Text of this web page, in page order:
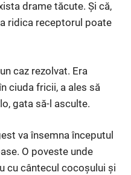
drame tăcute. Și că,
ridica receptorul poate
caz rezolvat. Era
ciuda fricii, a ales să
gata să-l asculte.
va însemna începutul
O poveste unde
cu cântecul cocoșului și